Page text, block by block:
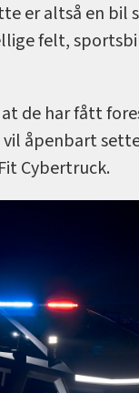
er altså en bil
felt,
de har fått
vil åpenbart
Cybertruck.